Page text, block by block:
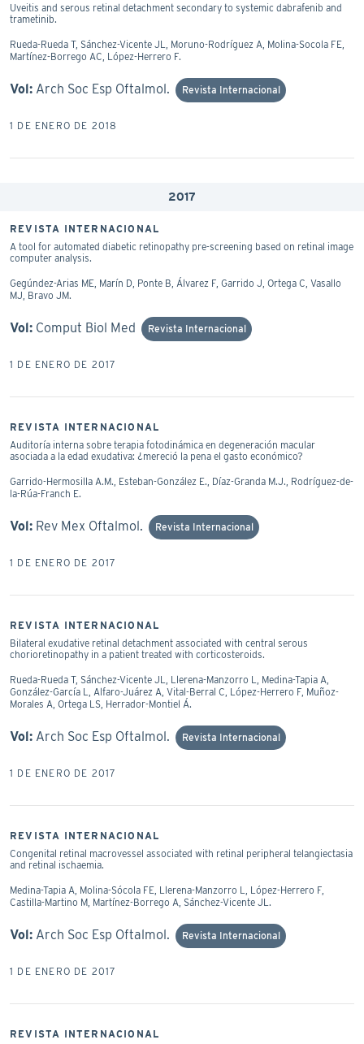
Uveitis and serous retinal detachment secondary to systemic dabrafenib and
trametinib.
Rueda-Rueda T, Sánchez-Vicente JL, Moruno-Rodríguez A, Molina-Socola FE,
Martínez-Borrego AC, López-Herrero F.
Vol: Arch Soc Esp Oftalmol. Revista Internacional
1 DE ENERO DE 2018
2017
REVISTA INTERNACIONAL
A tool for automated diabetic retinopathy pre-screening based on retinal image
computer analysis.
Gegúndez-Arias ME, Marín D, Ponte B, Álvarez F, Garrido J, Ortega C, Vasallo
MJ, Bravo JM.
Vol: Comput Biol Med Revista Internacional
1 DE ENERO DE 2017
REVISTA INTERNACIONAL
Auditoría interna sobre terapia fotodinámica en degeneración macular
asociada a la edad exudativa: ¿mereció la pena el gasto económico?
Garrido-Hermosilla A.M., Esteban-González E., Díaz-Granda M.J., Rodríguez-de-
la-Rúa-Franch E.
Vol: Rev Mex Oftalmol. Revista Internacional
1 DE ENERO DE 2017
REVISTA INTERNACIONAL
Bilateral exudative retinal detachment associated with central serous
chorioretinopathy in a patient treated with corticosteroids.
Rueda-Rueda T, Sánchez-Vicente JL, Llerena-Manzorro L, Medina-Tapia A,
González-García L, Alfaro-Juárez A, Vital-Berral C, López-Herrero F, Muñoz-
Morales A, Ortega LS, Herrador-Montiel Á.
Vol: Arch Soc Esp Oftalmol. Revista Internacional
1 DE ENERO DE 2017
REVISTA INTERNACIONAL
Congenital retinal macrovessel associated with retinal peripheral telangiectasia
and retinal ischaemia.
Medina-Tapia A, Molina-Sócola FE, Llerena-Manzorro L, López-Herrero F,
Castilla-Martino M, Martínez-Borrego A, Sánchez-Vicente JL.
Vol: Arch Soc Esp Oftalmol. Revista Internacional
1 DE ENERO DE 2017
REVISTA INTERNACIONAL